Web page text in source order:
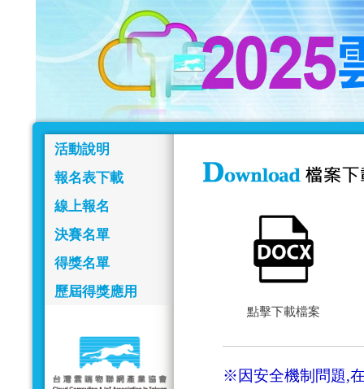
活動說明
報名表下載
線上報名
決賽名單
得獎名單
歷屆得獎應用
點擊下載檔案
※因安全機制問題,